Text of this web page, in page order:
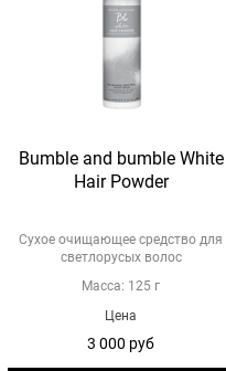
Bumble and bumble White
Hair Powder
Сухое очищающее средство для
светлорусых волос
Масса: 125 г
Цена
3 000 руб